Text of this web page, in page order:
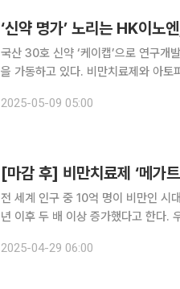
‘신약 명가’ 노리는 HK이노
국산 30호 신약 ‘케이캡’으로 연구개
을 가동하고 있다. 비만치료제와 아토
용체 작용제 계열 비만치료제로 개발
2025-05-09 05:00
[마감 후] 비만치료제 ‘메가
전 세계 인구 중 10억 명이 비만인 시
년 이후 두 배 이상 증가했다고 한다.
약이 등장했다. 바로 노보 노디스크의
2025-04-29 06:00